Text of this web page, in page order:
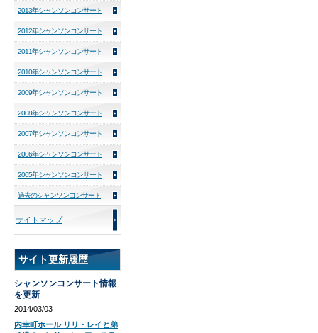
2013年シャンソンコンサート
2012年シャンソンコンサート
2011年シャンソンコンサート
2010年シャンソンコンサート
2009年シャンソンコンサート
2008年シャンソンコンサート
2007年シャンソンコンサート
2006年シャンソンコンサート
2005年シャンソンコンサート
過去のシャンソンコンサート
サイトマップ
サイト更新履歴
シャンソンコンサート情報
を更新
2014/03/03
内幸町ホール リリ・レイと弟